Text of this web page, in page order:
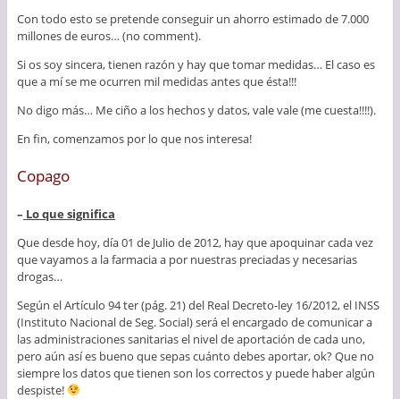
Con todo esto se pretende conseguir un ahorro estimado de 7.000
millones de euros… (no comment).
Si os soy sincera, tienen razón y hay que tomar medidas… El caso es
que a mí se me ocurren mil medidas antes que ésta!!!
No digo más… Me ciño a los hechos y datos, vale vale (me cuesta!!!!).
En fin, comenzamos por lo que nos interesa!
Copago
– Lo que significa
Que desde hoy, día 01 de Julio de 2012, hay que apoquinar cada vez
que vayamos a la farmacia a por nuestras preciadas y necesarias
drogas…
Según el Artículo 94 ter (pág. 21) del Real Decreto-ley 16/2012, el INSS
(Instituto Nacional de Seg. Social) será el encargado de comunicar a
las administraciones sanitarias el nivel de aportación de cada uno,
pero aún así es bueno que sepas cuánto debes aportar, ok? Que no
siempre los datos que tienen son los correctos y puede haber algún
despiste!